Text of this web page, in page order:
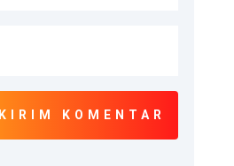
KIRIM KOMENTAR